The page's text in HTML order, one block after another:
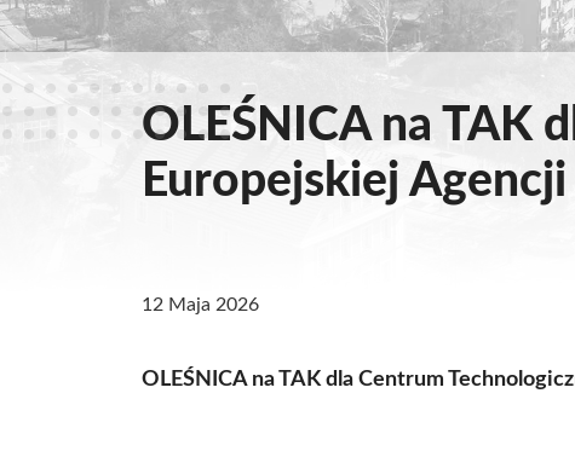
OLEŚNICA na TAK
Europejskiej
12 Maja 2026
OLEŚNICA na TAK dla Centrum